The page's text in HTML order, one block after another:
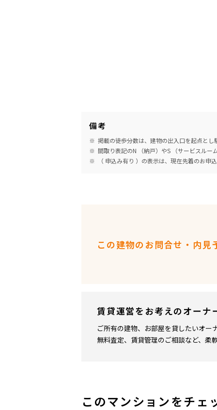
備考
掲載の徒歩分数は、建物の出入口を起点と
間取り表記のN （納戸）やS （サービスル
（ 申込み有り ）の表示は、現在先着のお
この建物のお問合せ・内見
賃貸運営をお考えのオーナ
ご所有の建物、お部屋を貸したいオー
無料査定、賃貸管理のご相談など、柔
このマンションをチェ